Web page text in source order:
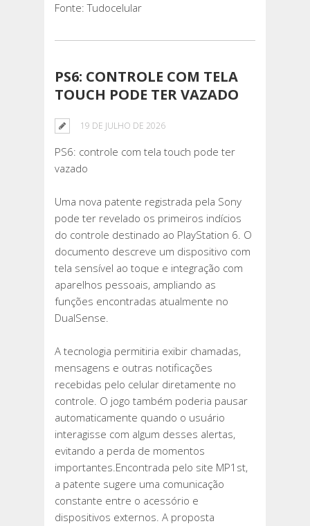
Fonte: Tudocelular
PS6: CONTROLE COM TELA
TOUCH PODE TER VAZADO
19 DE JULHO DE 2026
PS6: controle com tela touch pode ter
vazado
Uma nova patente registrada pela Sony
pode ter revelado os primeiros indícios
do controle destinado ao PlayStation 6. O
documento descreve um dispositivo com
tela sensível ao toque e integração com
aparelhos pessoais, ampliando as
funções encontradas atualmente no
DualSense.
A tecnologia permitiria exibir chamadas,
mensagens e outras notificações
recebidas pelo celular diretamente no
controle. O jogo também poderia pausar
automaticamente quando o usuário
interagisse com algum desses alertas,
evitando a perda de momentos
importantes.Encontrada pelo site MP1st,
a patente sugere uma comunicação
constante entre o acessório e
dispositivos externos. A proposta